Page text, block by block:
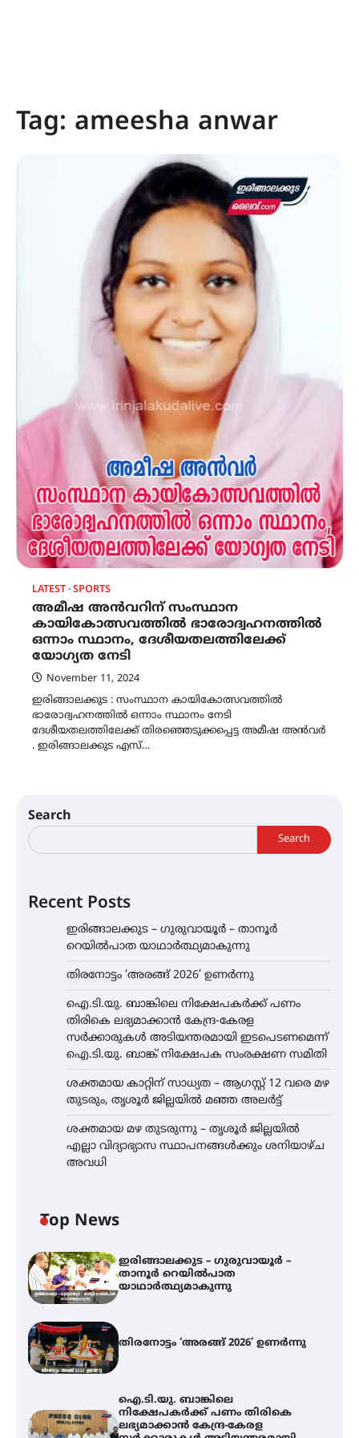
Tag: ameesha anwar
LATEST SPORTS
അമീഷ അൻവറിന് സംസ്ഥാന
കായികോത്സവത്തിൽ ഭാരോദ്വഹനത്തിൽ
ഒന്നാം സ്ഥാനം, ദേശീയതലത്തിലേക്ക്
യോഗ്യത നേടി
November 11, 2024
ഇരിങ്ങാലക്കുട : സംസ്ഥാന കായികോത്സവത്തിൽ
ഭാരോദ്വഹനത്തിൽ ഒന്നാം സ്ഥാനം നേടി
ദേശീയതലത്തിലേക്ക് തിരഞ്ഞെടുക്കപ്പെട്ട അമീഷ അൻവർ
. ഇരിങ്ങാലക്കുട എസ്…
Search
Search
Recent Posts
ഇരിങ്ങാലക്കുട – ഗുരുവായൂർ – താനൂർ
റെയിൽപാത യാഥാർത്ഥ്യമാകുന്നു
തിരനോട്ടം ‘അരങ്ങ് 2026’ ഉണർന്നു
ഐ.ടി.യു. ബാങ്കിലെ നിക്ഷേപകർക്ക് പണം
തിരികെ ലഭ്യമാക്കാൻ കേന്ദ്ര-കേരള
സർക്കാരുകൾ അടിയന്തരമായി ഇടപെടണമെന്ന്
ഐ.ടി.യു. ബാങ്ക് നിക്ഷേപക സംരക്ഷണ സമിതി
ശക്തമായ കാറ്റിന് സാധ്യത – ആഗസ്റ്റ് 12 വരെ മഴ
തുടരും, തൃശൂർ ജില്ലയിൽ മഞ്ഞ അലർട്ട്
ശക്തമായ മഴ തുടരുന്നു – തൃശൂർ ജില്ലയിൽ
എല്ലാ വിദ്യാഭ്യാസ സ്ഥാപനങ്ങൾക്കും ശനിയാഴ്ച
അവധി
Top News
ഇരിങ്ങാലക്കുട – ഗുരുവായൂർ –
താനൂർ റെയിൽപാത
യാഥാർത്ഥ്യമാകുന്നു
തിരനോട്ടം ‘അരങ്ങ് 2026’ ഉണർന്നു
ഐ.ടി.യു. ബാങ്കിലെ
നിക്ഷേപകർക്ക് പണം തിരികെ
ലഭ്യമാക്കാൻ കേന്ദ്ര-കേരള